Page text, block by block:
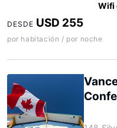
Wifi
DESDE USD 255
por habitación / por noche